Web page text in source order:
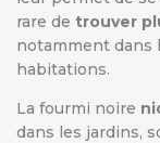
rare de trouver
notamment dans
habitations.
La fourmi noire
dans les jardins,